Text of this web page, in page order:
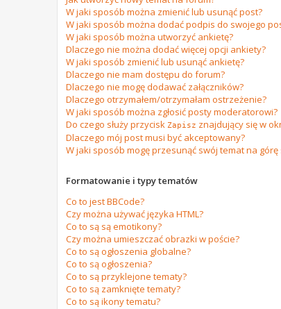
W jaki sposób można zmienić lub usunąć post?
W jaki sposób można dodać podpis do swojego
W jaki sposób można utworzyć ankietę?
Dlaczego nie można dodać więcej opcji ankiety?
W jaki sposób zmienić lub usunąć ankietę?
Dlaczego nie mam dostępu do forum?
Dlaczego nie mogę dodawać załączników?
Dlaczego otrzymałem/otrzymałam ostrzeżenie?
W jaki sposób można zgłosić posty moderatorowi?
Do czego służy przycisk Zapisz znajdujący się w
Dlaczego mój post musi być akceptowany?
W jaki sposób mogę przesunąć swój temat na
Formatowanie i typy tematów
Co to jest BBCode?
Czy można używać języka HTML?
Co to są są emotikony?
Czy można umieszczać obrazki w poście?
Co to są ogłoszenia globalne?
Co to są ogłoszenia?
Co to są przyklejone tematy?
Co to są zamknięte tematy?
Co to są ikony tematu?